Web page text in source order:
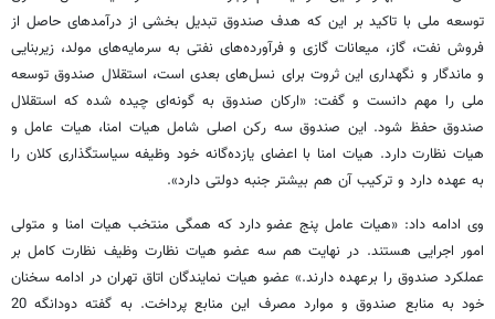
توسعه ملی با تاکید بر این که هدف صندوق تبدیل بخشی از درآمدهای حاصل از
فروش نفت، گاز، میعانات گازی و فرآورده‌های نفتی به سرمایه‌های مولد، زیربنایی
و ماندگار و نگهداری این ثروت برای نسل‌های بعدی است، استقلال صندوق توسعه
ملی را مهم دانست و گفت: «ارکان صندوق به گونه‌ای چیده شده که استقلال
صندوق حفظ شود. این صندوق سه رکن اصلی شامل هیات امنا، هیات عامل و
هیات نظارت دارد. هیات امنا با اعضای یازده‌گانه خود وظیفه سیاستگذاری کلان را
به عهده دارد و ترکیب آن هم بیشتر جنبه دولتی دارد».
وی ادامه داد: «هیات عامل پنج عضو دارد که همگی منتخب هیات امنا و متولی
امور اجرایی هستند. در نهایت هم سه عضو هیات نظارت وظیف نظارت کامل بر
عملکرد صندوق را برعهده دارند.» عضو هیات نمایندگان اتاق تهران در ادامه سخنان
خود به منابع صندوق و موارد مصرف این منابع پرداخت. به گفته دودانگه 20